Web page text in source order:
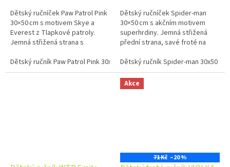
Dětský ručníček Paw Patrol Pink
30×50 cm s motivem Skye a
Everest z Tlapkové patroly.
Jemná střižená strana s
100% bavlna.
Dětský ručník Paw Patrol Pink 30x50 cm
Dětský ručníček Spider‑man
30×50 cm s akčním motivem
superhrdiny. Jemná střižená
přední strana, savé froté na
školy, školky i na cesty.
Dětský ručník Spider-man 30x50 cm
Akce
71 Kč –20 %